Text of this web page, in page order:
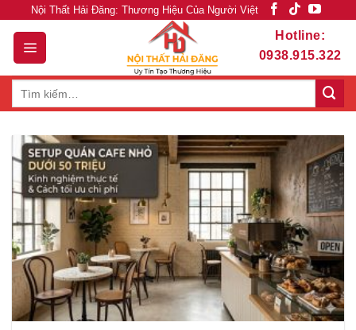
content
Nội Thất Hải Đăng: Thương Hiệu Của Người Việt
Hotline:
0938.915.322